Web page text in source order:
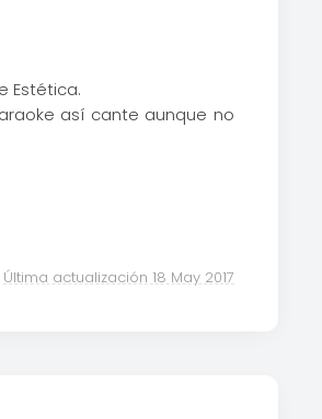
Estética.
así cante aunque no
Última actualización 18 May 2017